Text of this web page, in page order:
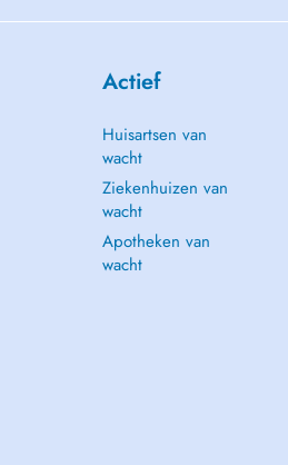
Actief
Huisartsen van
wacht
Ziekenhuizen van
wacht
Apotheken van
wacht